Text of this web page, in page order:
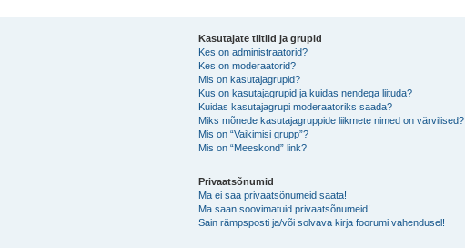
Kasutajate tiitlid ja grupid
Kes on administraatorid?
Kes on moderaatorid?
Mis on kasutajagrupid?
Kus on kasutajagrupid ja kuidas nendega liituda?
Kuidas kasutajagrupi moderaatoriks saada?
Miks mõnede kasutajagruppide liikmete nimed on värvilised?
Mis on “Vaikimisi grupp”?
Mis on “Meeskond” link?
Privaatsõnumid
Ma ei saa privaatsõnumeid saata!
Ma saan soovimatuid privaatsõnumeid!
Sain rämpsposti ja/või solvava kirja foorumi vahendusel!